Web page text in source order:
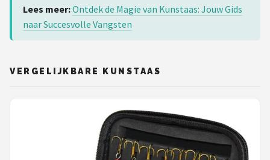
Lees meer:Ontdek de Magie van Kunstaas: Jouw Gids
naar Succesvolle Vangsten
VERGELIJKBARE KUNSTAAS